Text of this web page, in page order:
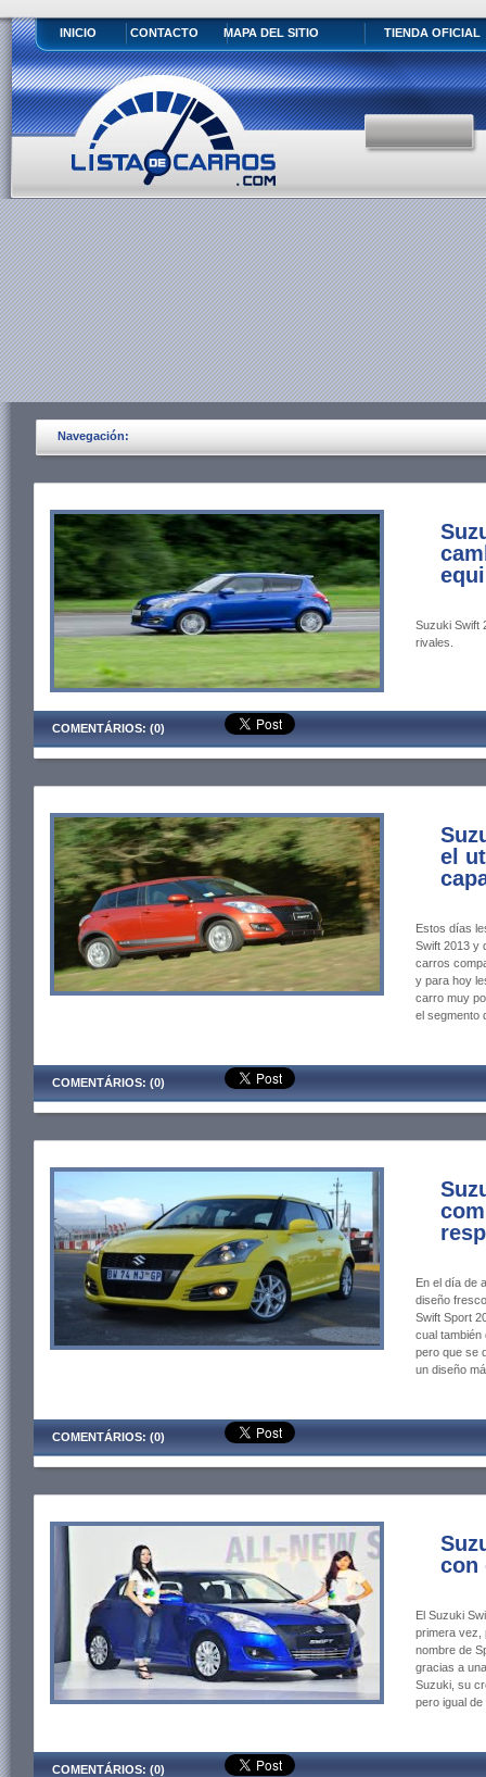
INICIO CONTACTO MAPA DEL SITIO TIENDA OFICIAL
Navegación:
Suzuki Swift
rivales.
COMENTÁRIOS: (0)
el
Estos días
Swift 2013 y
carros
y para hoy
carro muy
el segmento
COMENTÁRIOS: (0)
En el día de
diseño
Swift Sport
cual también
pero que se
un diseño
COMENTÁRIOS: (0)
con
El Suzuki
primera vez,
nombre de
gracias a
Suzuki, su
pero igual
COMENTÁRIOS: (0)